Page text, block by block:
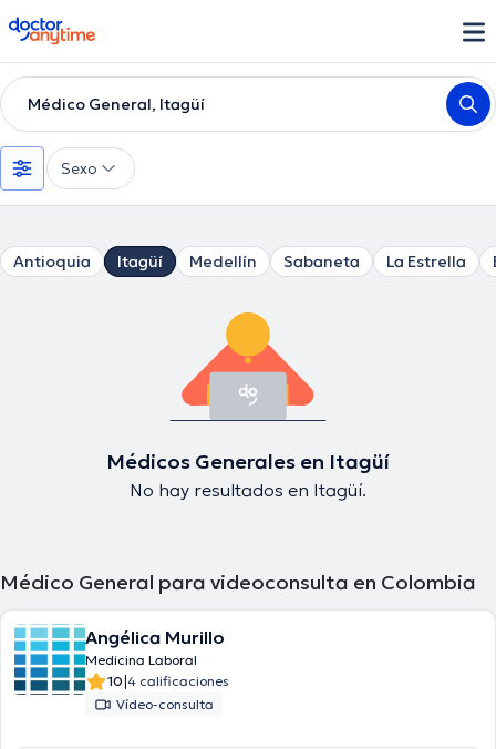
doctoranytime
Médico General, Itagüí
Sexo
Antioquia Itagüí Medellín Sabaneta La Estrella
Médicos Generales en Itagüí
No hay resultados en Itagüí.
Médico General para videoconsulta en Colombia
Angélica Murillo
Medicina Laboral
10|4 calificaciones
Vídeo-consulta